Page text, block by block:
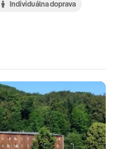
Individuálna doprava